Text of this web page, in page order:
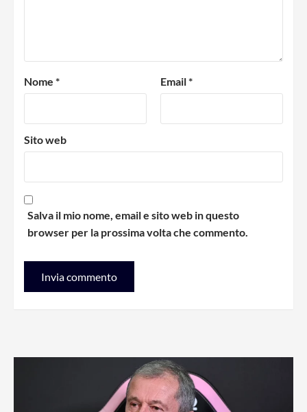
Nome * Email*
Sito web
Salva il mio nome, email e sito web in questo
browser per la prossima volta che commento.